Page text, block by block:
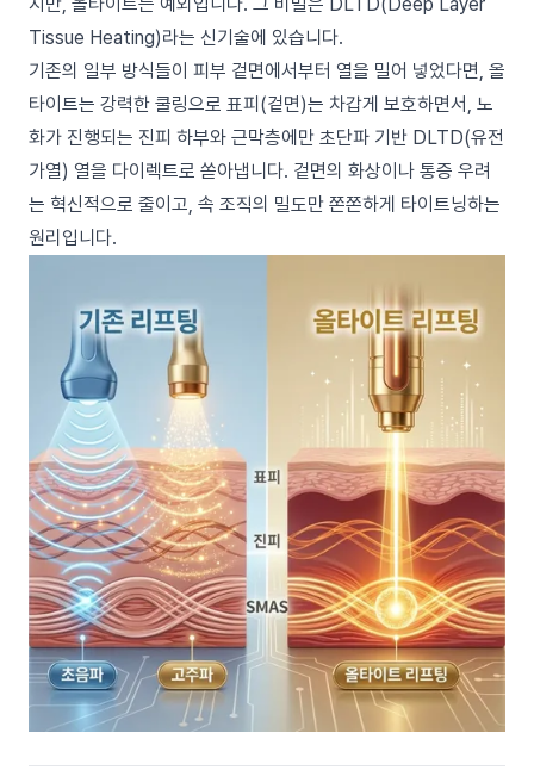
Tissue Heating)라는 신기술에 있습니다.
기존의 일부 방식들이 피부 겉면에서부터 열을 밀어 넣었다면, 올
타이트는 강력한 쿨링으로 표피(겉면)는 차갑게 보호하면서, 노
화가 진행되는 진피 하부와 근막층에만 초단파 기반 DLTD(유전
가열) 열을 다이렉트로 쏟아냅니다. 겉면의 화상이나 통증 우려
는 혁신적으로 줄이고, 속 조직의 밀도만 쫀쫀하게 타이트닝하는
원리입니다.